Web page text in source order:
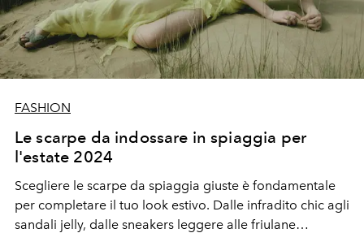
FASHION
Le scarpe da indossare in spiaggia per
l'estate 2024
Scegliere le scarpe da spiaggia giuste è fondamentale
per completare il tuo look estivo. Dalle infradito chic agli
sandali jelly, dalle sneakers leggere alle friulane